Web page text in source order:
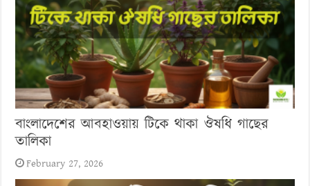
বাংলাদেশের আবহাওয়ায় টিকে থাকা ঔষধি গাছের
তালিকা
February 27, 2026